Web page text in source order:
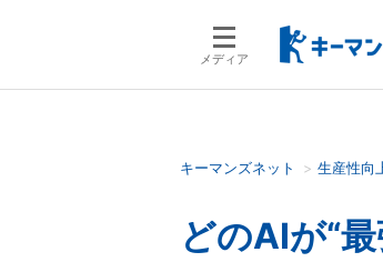
メディア
検索語を入力
キーマンズネット 生産性向
どのAIが“